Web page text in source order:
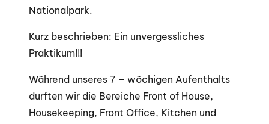
Nationalpark.
Kurz beschrieben: Ein unvergessliches
Praktikum!!!
Während unseres 7 – wöchigen Aufenthalts
durften wir die Bereiche Front of House,
Housekeeping, Front Office, Kitchen und